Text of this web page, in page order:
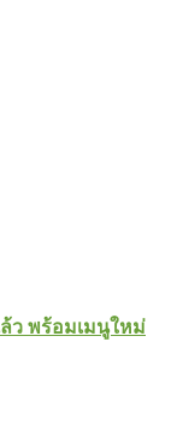
ว พร้อมเมนูใหม่